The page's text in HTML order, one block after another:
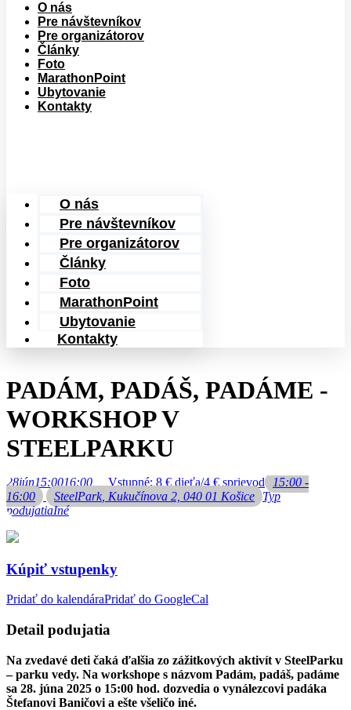
O nás
Pre návštevníkov
Pre organizátorov
Články
Foto
MarathonPoint
Ubytovanie
Kontakty
O nás
Pre návštevníkov
Pre organizátorov
Články
Foto
MarathonPoint
Ubytovanie
Kontakty
PADÁM, PADÁŠ, PADÁME -
WORKSHOP V
STEELPARKU
28jún15:0016:00 Vstupné: 8 € dieťa/4 € sprievod
15:00 -
16:00
SteelPark, Kukučínova 2, 040 01 Košice
Typ
podujatiaIné
Kúpiť vstupenky
Pridať do kalendáraPridať do GoogleCal
Detail podujatia
Na zvedavé deti čaká ďalšia zo zážitkových aktivít v SteelParku
– parku vedy. Na workshope s názvom Padám, padáš, padáme
sa 28. júna 2025 o 15:00 hod. dozvedia o vynálezcovi padáka
Štefanovi Baničovi a ešte všeličo iné.